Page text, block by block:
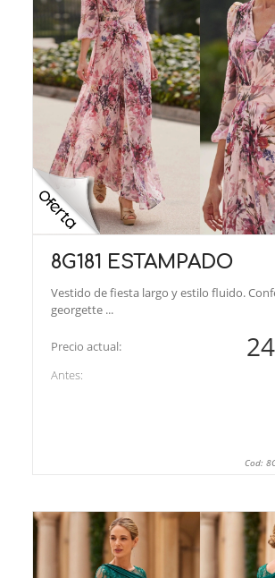
8G181 ESTAMPADO
Vestido de fiesta largo y estilo fluido.
georgette ...
Precio actual:
Antes:
Cod: